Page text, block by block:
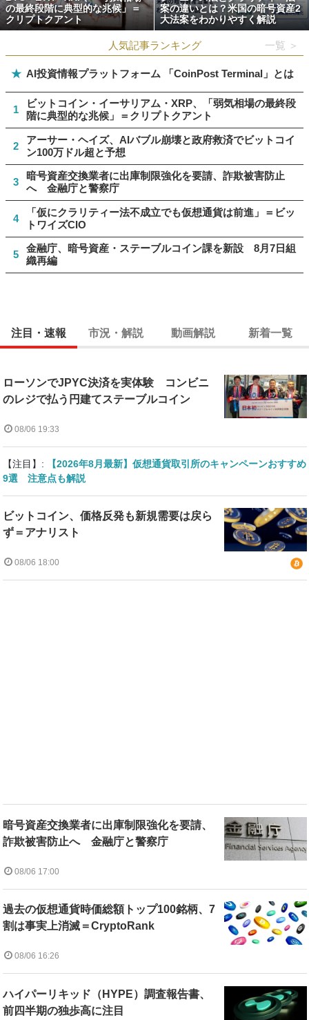
の最終段階に典型的な兆候」＝
クリプトクアント
案の違いとは？米国の暗号資産2
大法案をわかりやすく解説
人気記事ランキング 一覧 ＞
★ AI投資情報プラットフォーム 「CoinPost Terminal」とは
1
ビットコイン・イーサリアム・XRP、「弱気相場の最終段
階に典型的な兆候」＝クリプトクアント
2
アーサー・ヘイズ、AIバブル崩壊と政府救済でビットコイ
ン100万ドル超と予想
3
暗号資産交換業者に出庫制限強化を要請、詐欺被害防止
へ 金融庁と警察庁
4
「仮にクラリティー法不成立でも仮想通貨は前進」＝ビッ
トワイズCIO
5
金融庁、暗号資産・ステーブルコイン課を新設 8月7日組
織再編
注目・速報 市況・解説 動画解説 新着一覧
ローソンでJPYC決済を実体験 コンビニ
のレジで払う円建てステーブルコイン
08/06 19:33
【注目】:
【2026年8月最新】仮想通貨取引所のキャンペーンおすすめ
9選 注意点も解説
ビットコイン、価格反発も新規需要は戻ら
ず＝アナリスト
08/06 18:00
暗号資産交換業者に出庫制限強化を要請、
詐欺被害防止へ 金融庁と警察庁
08/06 17:00
過去の仮想通貨時価総額トップ100銘柄、7
割は事実上消滅＝CryptoRank
08/06 16:26
ハイパーリキッド（HYPE）調査報告書、
前四半期の独歩高に注目